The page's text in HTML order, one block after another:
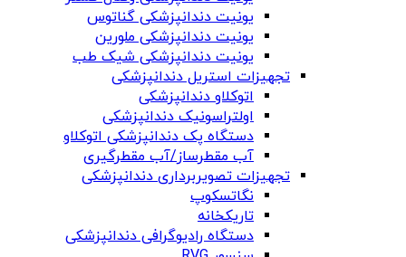
یونیت دندانپزشکی گناتوس
یونیت دندانپزشکی ملورین
یونیت دندانپزشکی شیک طب
تجهیزات استریل دندانپزشکی
اتوکلاو دندانپزشکی
اولتراسونیک دندانپزشکی
دستگاه پک دندانپزشکی اتوکلاو
آب مقطرساز/آب مقطرگیری
تجهیزات تصویربرداری دندانپزشکی
نگاتسکوپ
تاریکخانه
دستگاه‌ رادیوگرافی دندانپزشکی